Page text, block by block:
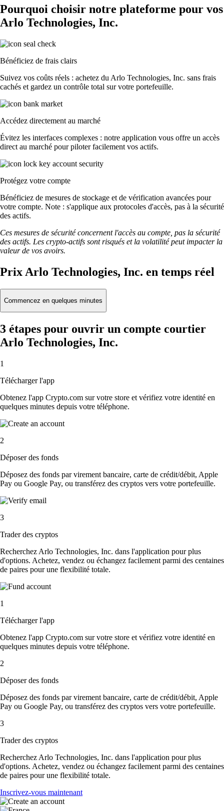
Pourquoi choisir notre plateforme pour vos
Arlo Technologies, Inc.
Bénéficiez de frais clairs
Suivez vos coûts réels : achetez du Arlo Technologies, Inc. sans frais
cachés et gardez un contrôle total sur votre portefeuille.
Accédez directement au marché
Évitez les interfaces complexes : notre application vous offre un accès
direct au marché pour piloter facilement vos actifs.
Protégez votre compte
Bénéficiez de mesures de stockage et de vérification avancées pour
votre compte. Note : s'applique aux protocoles d'accès, pas à la sécurité
des actifs.
Ces mesures de sécurité concernent l'accès au compte, pas la sécurité
des actifs. Les crypto-actifs sont risqués et la volatilité peut impacter la
valeur de vos avoirs.
Prix Arlo Technologies, Inc. en temps réel
Commencez en quelques minutes
3 étapes pour ouvrir un compte courtier
Arlo Technologies, Inc.
1
Télécharger l'app
Obtenez l'app Crypto.com sur votre store et vérifiez votre identité en
quelques minutes depuis votre téléphone.
2
Déposer des fonds
Déposez des fonds par virement bancaire, carte de crédit/débit, Apple
Pay ou Google Pay, ou transférez des cryptos vers votre portefeuille.
3
Trader des cryptos
Recherchez Arlo Technologies, Inc. dans l'application pour plus
d'options. Achetez, vendez ou échangez facilement parmi des centaines
de paires pour une flexibilité totale.
1
Télécharger l'app
Obtenez l'app Crypto.com sur votre store et vérifiez votre identité en
quelques minutes depuis votre téléphone.
2
Déposer des fonds
Déposez des fonds par virement bancaire, carte de crédit/débit, Apple
Pay ou Google Pay, ou transférez des cryptos vers votre portefeuille.
3
Trader des cryptos
Recherchez Arlo Technologies, Inc. dans l'application pour plus
d'options. Achetez, vendez ou échangez facilement parmi des centaines
de paires pour une flexibilité totale.
Inscrivez-vous maintenant